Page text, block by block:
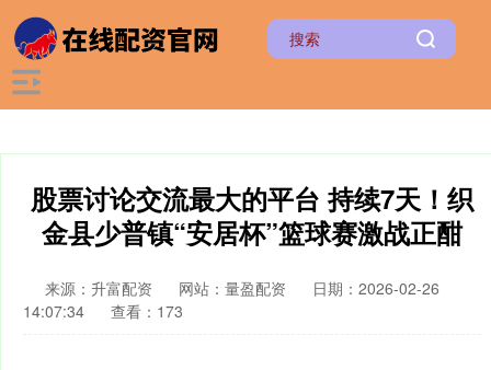
股票讨论交流最大的平台 持续7天！织
金县少普镇“安居杯”篮球赛激战正酣
来源：升富配资 网站：量盈配资
日期：2026-02-26
14:07:34
查看：173